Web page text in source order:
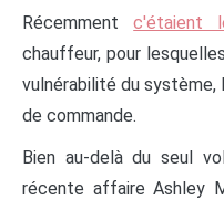
Récemmentc'étaient
chauffeur, pour
vulnérabilité du
de commande.
Bien au-delà du seul
récente affaire Ashley